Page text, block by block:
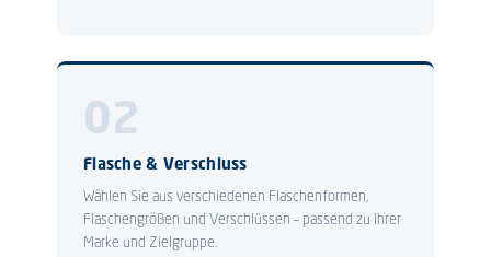
02
Flasche & Verschluss
Wählen Sie aus verschiedenen Flaschenformen,
Flaschengrößen und Verschlüssen – passend zu Ihrer
Marke und Zielgruppe.